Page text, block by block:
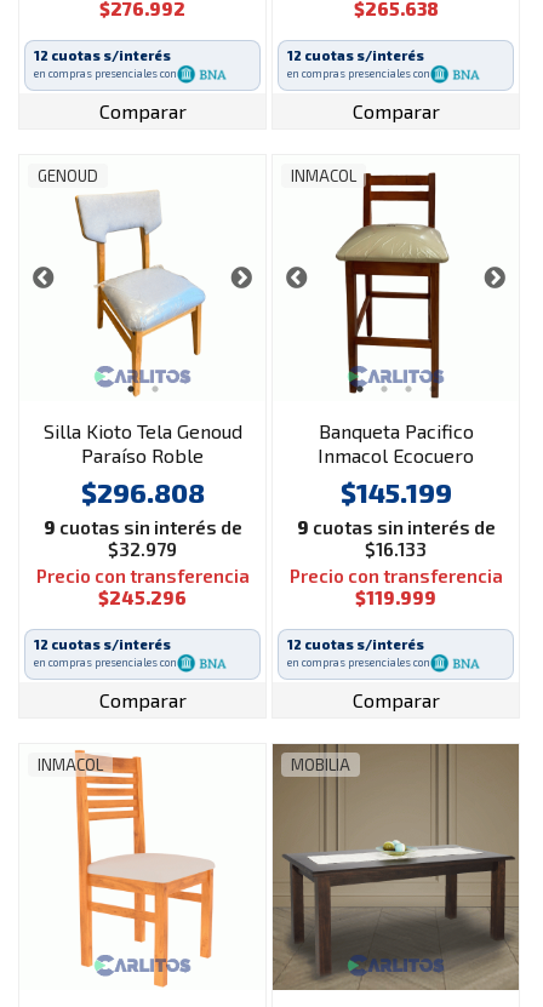
$276.992
12 cuotas s/interés
en compras presenciales con
Comparar
$265.638
12 cuotas s/interés
en compras presenciales con
Comparar
GENOUD
Silla Kioto Tela Genoud
Paraíso Roble
$296.808
9 cuotas sin interés de
$32.979
Precio con transferencia
$245.296
12 cuotas s/interés
en compras presenciales con
Comparar
INMACOL
Banqueta Pacifico
Inmacol Ecocuero
Beige Con Respaldo
Cod: 229 Lustre Castaño
$145.199
9 cuotas sin interés de
$16.133
Precio con transferencia
$119.999
12 cuotas s/interés
en compras presenciales con
Comparar
INMACOL MOBILIA